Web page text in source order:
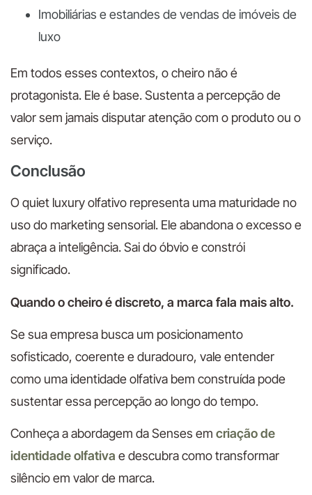
Imobiliárias e estandes de vendas de imóveis de
luxo
Em todos esses contextos, o cheiro não é
protagonista. Ele é base. Sustenta a percepção de
valor sem jamais disputar atenção com o produto ou o
serviço.
Conclusão
O quiet luxury olfativo representa uma maturidade no
uso do marketing sensorial. Ele abandona o excesso e
abraça a inteligência. Sai do óbvio e constrói
significado.
Quando o cheiro é discreto, a marca fala mais alto.
Se sua empresa busca um posicionamento
sofisticado, coerente e duradouro, vale entender
como uma identidade olfativa bem construída pode
sustentar essa percepção ao longo do tempo.
Conheça a abordagem da Senses em criação de
identidade olfativa e descubra como transformar
silêncio em valor de marca.